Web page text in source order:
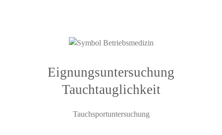
Eignungsuntersuchung
Tauchtauglichkeit
Tauchsportuntersuchung